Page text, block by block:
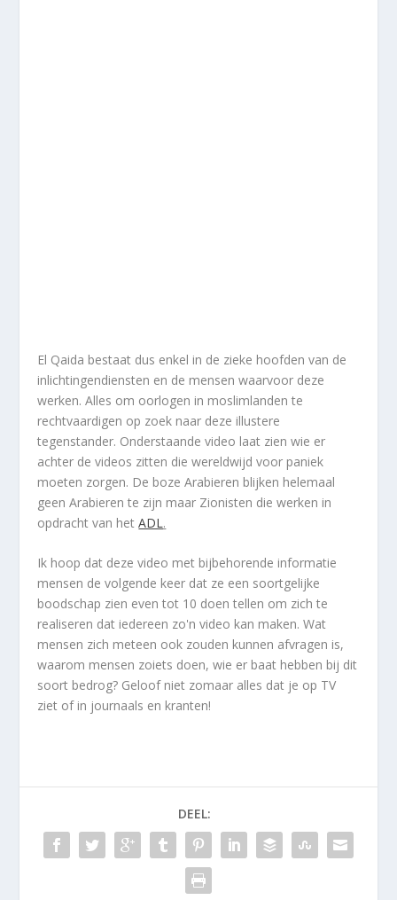
El Qaida bestaat dus enkel in de zieke hoofden van de
inlichtingendiensten en de mensen waarvoor deze
werken. Alles om oorlogen in moslimlanden te
rechtvaardigen op zoek naar deze illustere
tegenstander. Onderstaande video laat zien wie er
achter de videos zitten die wereldwijd voor paniek
moeten zorgen. De boze Arabieren blijken helemaal
geen Arabieren te zijn maar Zionisten die werken in
opdracht van hetADL .
Ik hoop dat deze video met bijbehorende informatie
mensen de volgende keer dat ze een soortgelijke
boodschap zien even tot 10 doen tellen om zich te
realiseren dat iedereen zo'n video kan maken. Wat
mensen zich meteen ook zouden kunnen afvragen is,
waarom mensen zoiets doen, wie er baat hebben bij dit
soort bedrog? Geloof niet zomaar alles dat je op TV
ziet of in journaals en kranten!
DEEL: